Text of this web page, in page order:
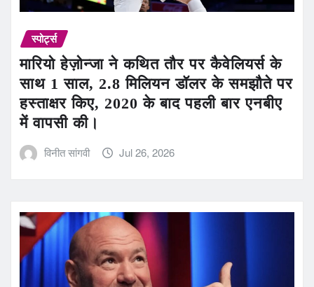
स्पोर्ट्स
मारियो हेज़ोन्जा ने कथित तौर पर कैवेलियर्स के
साथ 1 साल, 2.8 मिलियन डॉलर के समझौते पर
हस्ताक्षर किए, 2020 के बाद पहली बार एनबीए
में वापसी की।
विनीत सांगवी Jul 26, 2026